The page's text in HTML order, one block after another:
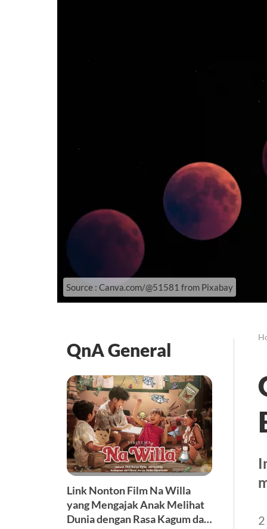
Source : Canva.com/@51581 from Pixabay
QnA General
Link Nonton Film Na Willa
yang Mengajak Anak Melihat
Dunia dengan Rasa Kagum dan